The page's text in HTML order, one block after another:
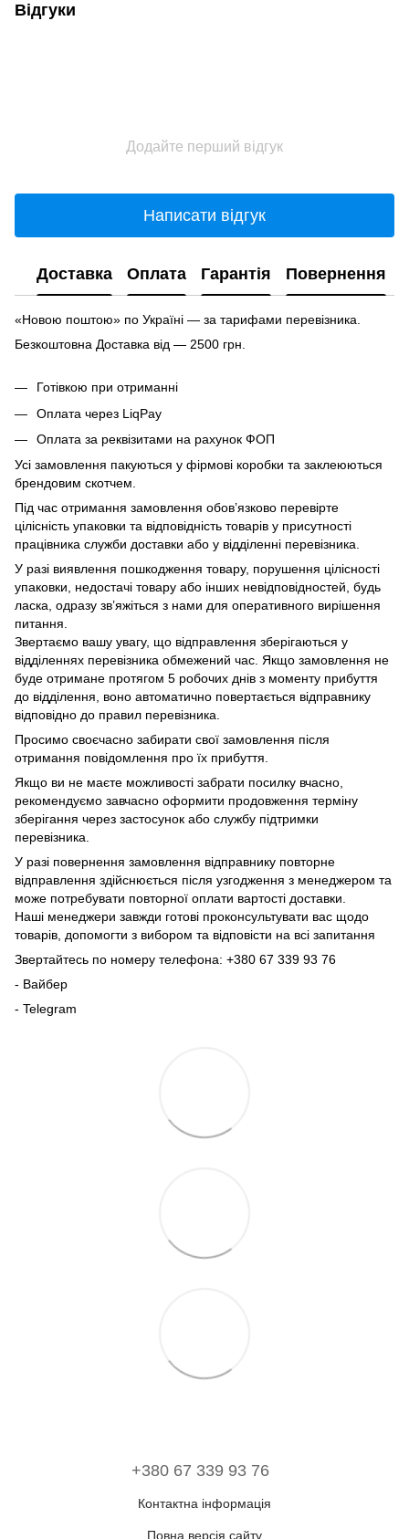
Відгуки
Додайте перший відгук
Написати відгук
Доставка Оплата Гарантія Повернення
«Новою поштою» по Україні — за тарифами перевізника.
Безкоштовна Доставка від — 2500 грн.
Готівкою при отриманні
Оплата через LiqPay
Оплата за реквізитами на рахунок ФОП
Усі замовлення пакуються у фірмові коробки та заклеюються
брендовим скотчем.
Під час отримання замовлення обов’язково перевірте
цілісність упаковки та відповідність товарів у присутності
працівника служби доставки або у відділенні перевізника.
У разі виявлення пошкодження товару, порушення цілісності
упаковки, недостачі товару або інших невідповідностей, будь
ласка, одразу зв’яжіться з нами для оперативного вирішення
питання.
Звертаємо вашу увагу, що відправлення зберігаються у
відділеннях перевізника обмежений час. Якщо замовлення не
буде отримане протягом 5 робочих днів з моменту прибуття
до відділення, воно автоматично повертається відправнику
відповідно до правил перевізника.
Просимо своєчасно забирати свої замовлення після
отримання повідомлення про їх прибуття.
Якщо ви не маєте можливості забрати посилку вчасно,
рекомендуємо завчасно оформити продовження терміну
зберігання через застосунок або службу підтримки
перевізника.
У разі повернення замовлення відправнику повторне
відправлення здійснюється після узгодження з менеджером та
може потребувати повторної оплати вартості доставки.
Наші менеджери завжди готові проконсультувати вас щодо
товарів, допомогти з вибором та відповісти на всі запитання
Звертайтесь по номеру телефона: +380 67 339 93 76
- Вайбер
- Telegram
+380 67 339 93 76
Контактна інформація
Повна версія сайту